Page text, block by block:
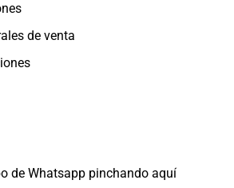
de venta
de Whatsapp pinchando aquí​